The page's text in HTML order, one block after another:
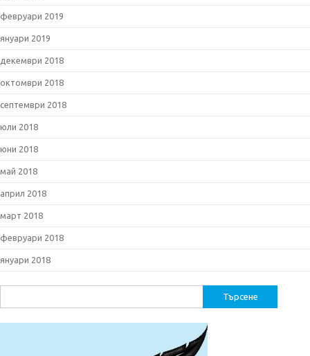
февруари 2019
януари 2019
декември 2018
октомври 2018
септември 2018
юли 2018
юни 2018
май 2018
април 2018
март 2018
февруари 2018
януари 2018
за: